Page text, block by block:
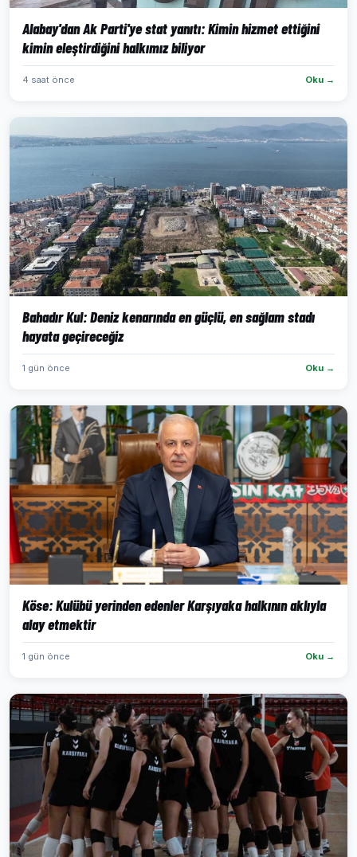
Alabay'dan Ak Parti'ye stat yanıtı: Kimin hizmet ettiğini
kimin eleştirdiğini halkımız biliyor
4 saat önce Oku →
Bahadır Kul: Deniz kenarında en güçlü, en sağlam stadı
hayata geçireceğiz
1 gün önce Oku →
Köse: Kulübü yerinden edenler Karşıyaka halkının aklıyla
alay etmektir
1 gün önce Oku →